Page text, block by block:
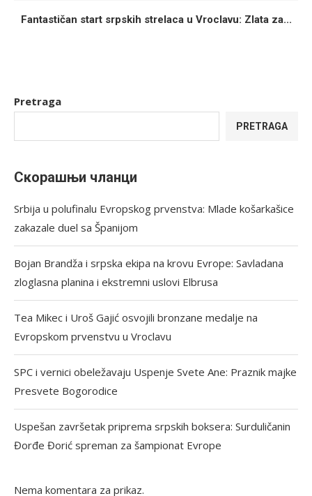
Fantastičan start srpskih strelaca u Vroclavu: Zlata za...
Pretraga
PRETRAGA
Скорашњи чланци
Srbija u polufinalu Evropskog prvenstva: Mlade košarkašice
zakazale duel sa Španijom
Bojan Brandža i srpska ekipa na krovu Evrope: Savladana
zloglasna planina i ekstremni uslovi Elbrusa
Tea Mikec i Uroš Gajić osvojili bronzane medalje na
Evropskom prvenstvu u Vroclavu
SPC i vernici obeležavaju Uspenje Svete Ane: Praznik majke
Presvete Bogorodice
Uspešan završetak priprema srpskih boksera: Surduličanin
Đorđe Đorić spreman za šampionat Evrope
Nema komentara za prikaz.